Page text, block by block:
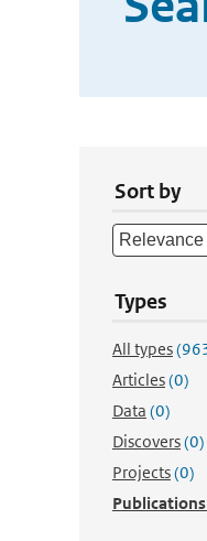
Sort by
Types
All types
Articles(0)
Data (0)
Discovers(0)
Projects(0)
Publications